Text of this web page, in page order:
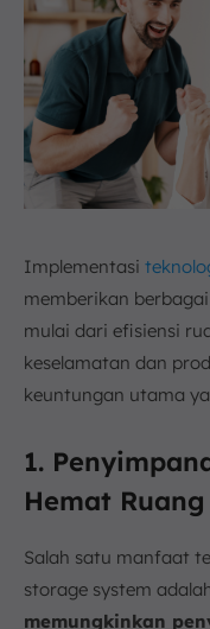
Implementasi
memberikan berbagai
mulai dari efisiensi
keselamatan dan
keuntungan utama
1.
Hemat Ruang
Salah satu manfaat
storage system
memungkinkan